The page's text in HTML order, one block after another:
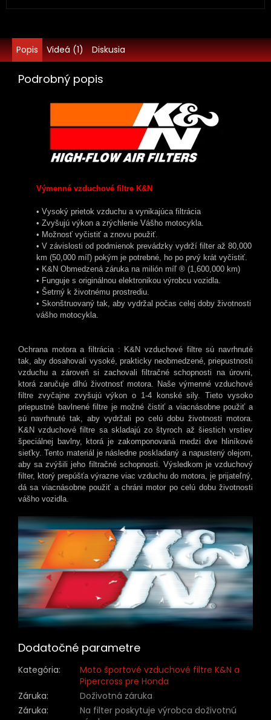
Popis Videá (1) Diskusia
Podrobný popis
Výmenné vzduchové filtre K&N
• Vysoký prietok vzduchu a vynikajúca filtrácia
• Zvyšujú výkon a zrýchlenie Vášho motocykla.
• Možnosť vyčistiť a znovu použiť.
• V závislosti od podmienok prevádzky vydrží filter až 80,000
km (50,000 míľ) pokým je potrebné, ho po prvý krát vyčistiť.
• K&N Obmedzená záruka na milión míľ ® (1,600,000 km)
• Funguje s originálnou elektronikou výrobcu vozidla.
• Šetrný k životnému prostrediu.
• Skonštruovaný tak, aby vydržal počas celej doby životnosti
vášho motocykla.
Ochrana motora a filtrácia : K&N vzduchové filtre sú navrhnuté
tak, aby dosahovali vysoké, prakticky neobmedzené, priepustnosti
vzduchu a zároveň si zachovali filtračné schopnosti na úrovni,
ktorá zaručuje dlhú životnosť motora. Naše výmenné vzduchové
filtre zvyčajne zvyšujú výkon o 1-4 konské sily. Tieto vysoko
priepustné bavlnené filtre je možné čistiť a viacnásobne použiť a
sú navrhnuté tak, aby vydržali po celú dobu životnosti motora.
K&N vzduchové filtre sa skladajú zo štyroch až šiestich vrstiev
špeciálnej bavlny, ktorá je zakomponovaná medzi dve hliníkové
sieťky. Tento materiál je následne poskladaný a napustený olejom,
aby sa zvýšili jeho filtračné schopnosti. Výsledkom je vzduchový
filter, ktorý prepúšťa výrazne viac vzduchu do motora, je prijateľný,
dá sa viacnásobne použiť a chráni motor po celú dobu životnosti
vášho vozidla.
Dodatočné parametre
Kategória:
Moto športové vzduchové filtre K&N a
Pipercross pre Honda
Záruka:
Doživotná záruka
Záruka:
Na filter poskytuje výrobca doživotnú